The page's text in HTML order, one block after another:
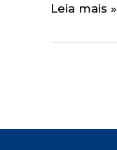
Leia mais »